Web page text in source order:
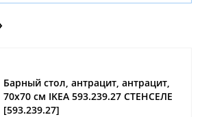
Барный стол, антрацит, антрацит,
70x70 см IKEA 593.239.27 СТЕНСЕЛЕ
[593.239.27]